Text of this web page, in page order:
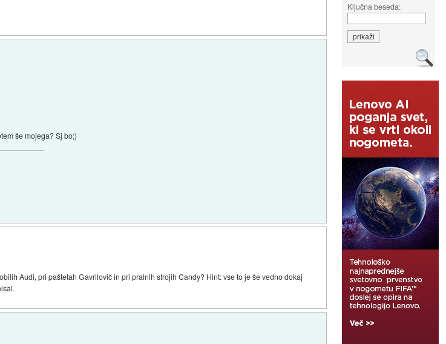
Ključna beseda:
še mojega? Sj bo;)
Audi, pri paštetah Gavrilovič in pri pralnih strojih Candy? Hint: vse to je še vedno dokaj